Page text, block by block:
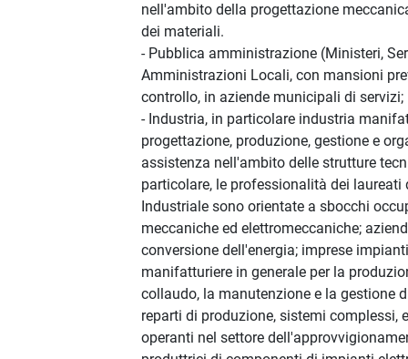
nell'ambito della progettazione
dei materiali.
- Pubblica amministrazione (Ministeri,
Amministrazioni Locali, con mansioni
controllo, in aziende municipali di servizi;
- Industria, in particolare industria
progettazione, produzione, gestione e
assistenza nell'ambito delle strutture
particolare, le professionalità dei laureati
Industriale sono orientate a sbocchi
meccaniche ed elettromeccaniche;
conversione dell'energia; imprese
manifatturiere in generale per la
collaudo, la manutenzione e la gestione
reparti di produzione, sistemi complessi,
operanti nel settore